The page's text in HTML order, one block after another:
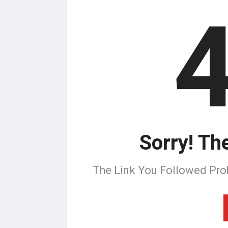
Sorry!
The Link You Followed